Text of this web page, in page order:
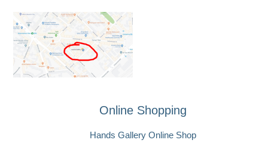
Online Shopping
Hands Gallery Online Shop